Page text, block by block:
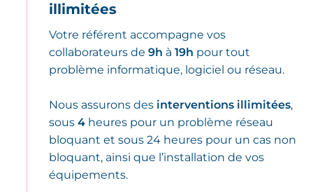
illimitées
Votre référent accompagne vos
collaborateurs de9h à19h pour tout
problème informatique, logiciel ou réseau.
Nous assurons des interventions illimitées,
sous4 heures pour un problème réseau
bloquant et sous 24 heures pour un cas non
bloquant, ainsi que l’installation de vos
équipements.